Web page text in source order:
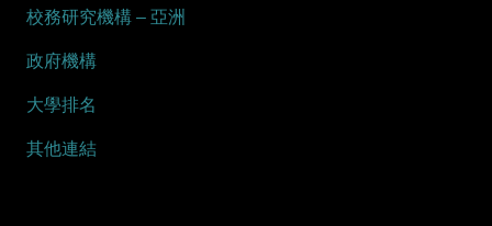
校務研究機構 – 亞洲
政府機構
大學排名
其他連結